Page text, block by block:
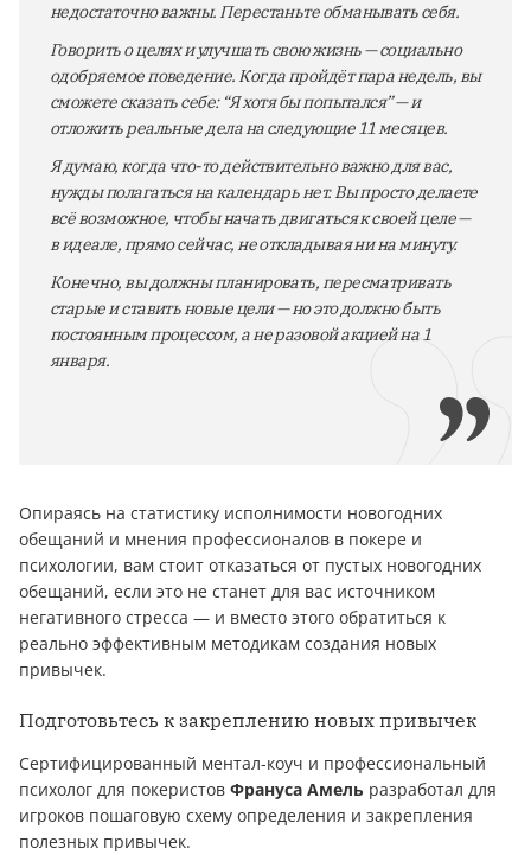
недостаточно важны. Перестаньте обманывать себя.
Говорить о целях и улучшать свою жизнь — социально
одобряемое поведение. Когда пройдёт пара недель, вы
сможете сказать себе: “Я хотя бы попытался” — и
отложить реальные дела на следующие 11 месяцев.
Я думаю, когда что-то действительно важно для вас,
нужды полагаться на календарь нет. Вы просто делаете
всё возможное, чтобы начать двигаться к своей целе —
в идеале, прямо сейчас, не откладывая ни на минуту.
Конечно, вы должны планировать, пересматривать
старые и ставить новые цели — но это должно быть
постоянным процессом, а не разовой акцией на 1
января.
Опираясь на статистику исполнимости новогодних
обещаний и мнения профессионалов в покере и
психологии, вам стоит отказаться от пустых новогодних
обещаний, если это не станет для вас источником
негативного стресса — и вместо этого обратиться к
реально эффективным методикам создания новых
привычек.
Подготовьтесь к закреплению новых привычек
Сертифицированный ментал-коуч и профессиональный
психолог для покеристов Франуса Амель разработал для
игроков пошаговую схему определения и закрепления
полезных привычек.